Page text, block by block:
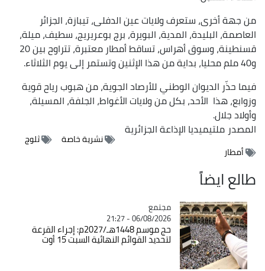
من جهة أخرى، ستعرف ولايات عين الدفلى، تيبازة، الجزائر
العاصمة، البليدة، المدية، البويرة، برج بوعريريج، سطيف، ميلة،
قسنطينة، وسوق أهراس، تساقط أمطار معتبرة، تتراوح بين 20
فيما حذّر الديوان الوطني للأرصاد الجوية، من هبوب رياح قوية
وزوابع، هذا الأحد، بكل من ولايات الأغواط، الجلفة، المسيلة،
وأولاد جلال.
المصدرملتيميديا الإذاعة الجزائرية
نشرية خاصة
ثلوج
أمطار
طالع ايضاً
Catégorie
مجتمع
06/08/2026 - 21:27
حج موسم 1448هـ/2027م: إجراء القرعة
لتحديد القوائم النهائية السبت 15 أوت